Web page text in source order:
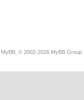
MyBB , © 2002-2026 MyBB Group